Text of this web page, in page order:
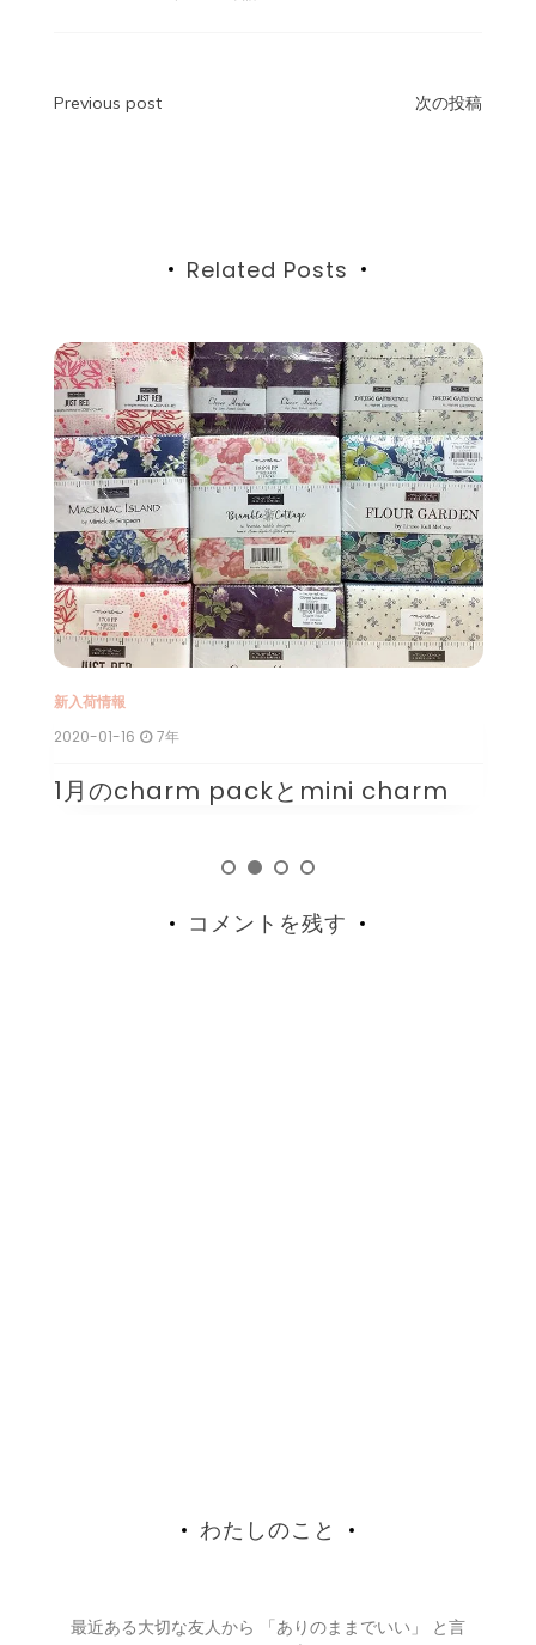
投
ー
シ
ョ
ン
Previous post 次の投稿
Related Posts
新入荷情報
2020-01-16 7年
1月のcharm packとmini charm
コメントを残す
わたしのこと
最近ある大切な友人から 「ありのままでいい」 と言